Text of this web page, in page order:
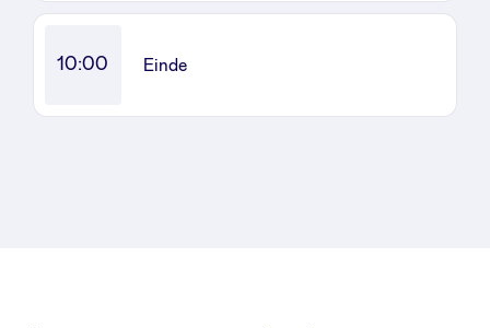
10:00 Einde